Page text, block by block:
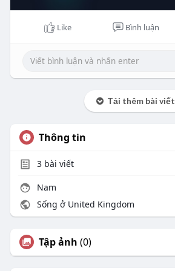
Like Bình luận
Tải thêm bài viết
Thông tin
3bài viết
Nam
Sống ở United Kingdom
Tập ảnh (0)